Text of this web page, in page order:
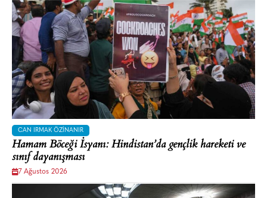
CAN IRMAK ÖZINANIR
Hamam Böceği İsyanı: Hindistan’da gençlik hareketi ve
sınıf dayanışması
7 Ağustos 2026